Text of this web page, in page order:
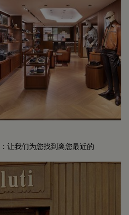
让我们为您找到离您最近的